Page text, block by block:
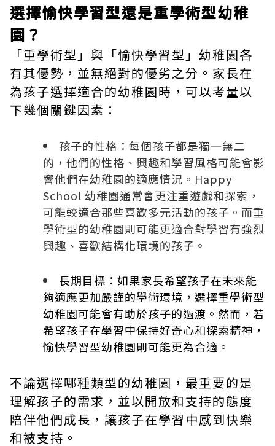
選擇愉快學習型還是重學術型幼稚
園？
「重學術型」與「愉快學習型」幼稚園各
有其優勢，並無絕對的優劣之分。家長在
為孩子選擇適合的幼稚園時，可以考量以
下幾個關鍵因素：
孩子的性格：每個孩子都是獨一無二
的，他們的性格、興趣和學習風格可能會影
響他們在幼稚園的適應情況。Happy
School 幼稚園通常會更注重遊戲和探索，
可能較適合那些喜歡多元活動的孩子。而重
學術型的幼稚園則可能更適合對學習有強烈
興趣、喜歡結構化環境的孩子。
長期目標：如果家長希望孩子在未來能
夠適應更加嚴謹的學術環境，選擇重學術型
幼稚園可能會有助於孩子的過渡。然而，若
希望孩子在學習中保持好奇心和探索精神，
愉快學習型幼稚園則可能更為合適。
不論選擇哪種類型的幼稚園，最重要的是
理解孩子的需求，並以開放和支持的態度
陪伴他們成長，讓孩子在學習中感到快樂
和被支持。